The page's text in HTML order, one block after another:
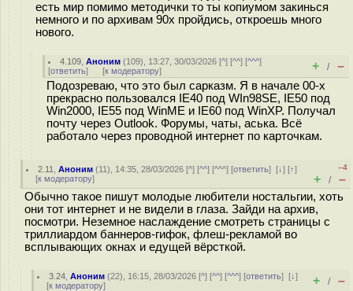
есть мир помимо методички то ты копиумом закинься
немного и по архивам 90х пройдись, откроешь много
нового.
4.109 ,Аноним (109), 13:27, 30/03/2026 [^] [^^] [^^^]
[ответить] [к модератору] + / –
Подозреваю, что это был сарказм. Я в начале 00-х
прекрасно пользовался IE40 под WIn98SE, IE50 под
Win2000, IE55 под WinME и IE60 под WinXP. Получал
почту через Outlook. Форумы, чаты, аська. Всё
работало через проводной интернет по карточкам.
2.11 ,Аноним (11), 14:35, 28/03/2026 [^] [^^] [^^^] [ответить][↓] [↑]
[к модератору]
–4
+ / –
Обычно такое пишут молодые любители ностальгии, хоть
они тот интернет и не видели в глаза. Зайди на архив,
посмотри. Неземное наслаждение смотреть страницы с
триллиардом баннеров-гифок, флеш-рекламой во
всплывающих окнах и едущей вёрсткой.
3.24 ,Аноним (22), 16:15, 28/03/2026 [^] [^^] [^^^] [ответить][↓]
[к модератору] + / –